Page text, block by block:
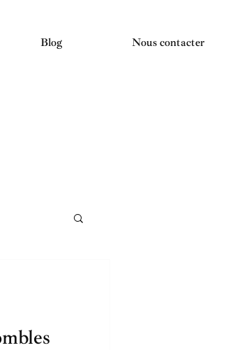
Blog Nous contacter